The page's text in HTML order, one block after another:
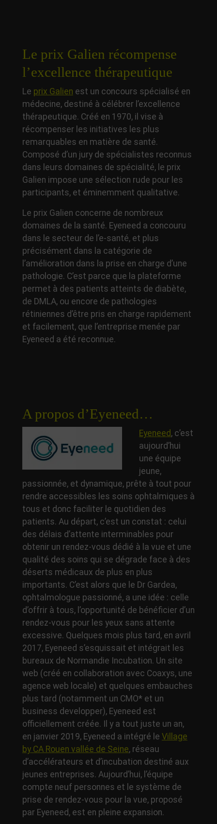
Le prix Galien récompense
l’excellence thérapeutique
Le prix Galien est un concours spécialisé en
médecine, destiné à célébrer l’excellence
thérapeutique. Créé en 1970, il vise à
récompenser les initiatives les plus
remarquables en matière de santé.
Composé d’un jury de spécialistes reconnus
dans leurs domaines de spécialité, le prix
Galien impose une sélection rude pour les
participants, et éminemment qualitative.
Le prix Galien concerne de nombreux
domaines de la santé. Eyeneed a concouru
dans le secteur de l’e-santé, et plus
précisément dans la catégorie de
l’amélioration dans la prise en charge d’une
pathologie. C’est parce que la plateforme
permet à des patients atteints de diabète,
de DMLA, ou encore de pathologies
rétiniennes d’être pris en charge rapidement
et facilement, que l’entreprise menée par
Eyeneed a été reconnue.
A propos d’Eyeneed…
Eyeneed, c’est
aujourd’hui
une équipe
jeune,
passionnée, et dynamique, prête à tout pour
rendre accessibles les soins ophtalmiques à
tous et donc faciliter le quotidien des
patients. Au départ, c’est un constat : celui
des délais d’attente interminables pour
obtenir un rendez-vous dédié à la vue et une
qualité des soins qui se dégrade face à des
déserts médicaux de plus en plus
importants. C’est alors que le Dr Gardea,
ophtalmologue passionné, a une idée : celle
d’offrir à tous, l’opportunité de bénéficier d’un
rendez-vous pour les yeux sans attente
excessive. Quelques mois plus tard, en avril
2017, Eyeneed s’esquissait et intégrait les
bureaux de Normandie Incubation. Un site
web (créé en collaboration avec Coaxys, une
agence web locale) et quelques embauches
plus tard (notamment un CMO* et un
business developper), Eyeneed est
officiellement créée. Il y a tout juste un an,
en janvier 2019, Eyeneed a intégré le Village
by CA Rouen vallée de Seine, réseau
d’accélérateurs et d’incubation destiné aux
jeunes entreprises. Aujourd’hui, l’équipe
compte neuf personnes et le système de
prise de rendez-vous pour la vue, proposé
par Eyeneed, est en pleine expansion.